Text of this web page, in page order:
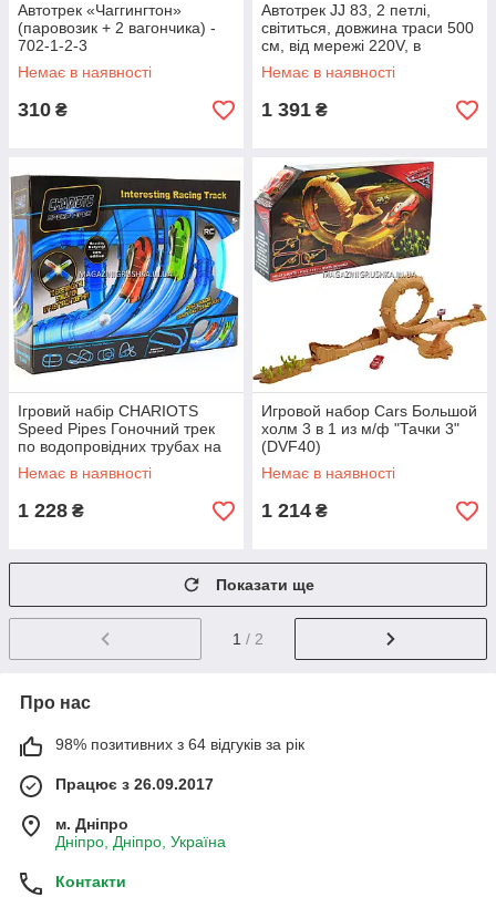
Автотрек «Чаггингтон»
(паровозик + 2 вагончика) -
702-1-2-3
Немає в наявності
310 ₴
Автотрек JJ 83, 2 петлі,
світиться, довжина траси 500
см, від мережі 220V, в
коробці
Немає в наявності
1 391 ₴
Ігровий набір CHARIOTS
Speed Pipes Гоночний трек
по водопровідних трубах на
р/у, 61 деталь 022-1
Немає в наявності
1 228 ₴
Игровой набор Cars Большой
холм 3 в 1 из м/ф "Тачки 3"
(DVF40)
Немає в наявності
1 214 ₴
Показати ще
1 / 2
Про нас
98% позитивних з 64 відгуків за рік
Працює з 26.09.2017
м. Дніпро
Дніпро, Дніпро, Україна
Контакти